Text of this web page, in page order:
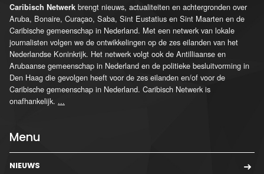
Caribisch Netwerk brengt nieuws, actualiteiten en achtergronden over
Aruba, Bonaire, Curaçao, Saba, Sint Eustatius en Sint Maarten en de
Caribische gemeenschap in Nederland. Met een netwerk van lokale
journalisten volgen we de ontwikkelingen op de zes eilanden van het
Nederlandse Koninkrijk. Het netwerk volgt ook de Antilliaanse en
Arubaanse gemeenschap in Nederland en de politieke besluitvorming in
Den Haag die gevolgen heeft voor de zes eilanden en/of voor de
Caribische gemeenschap in Nederland. Caribisch Netwerk is
onafhankelijk. ...
Menu
NIEUWS